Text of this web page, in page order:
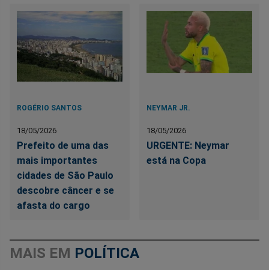
ROGÉRIO SANTOS
18/05/2026
Prefeito de uma das
mais importantes
cidades de São Paulo
descobre câncer e se
afasta do cargo
NEYMAR JR.
18/05/2026
URGENTE: Neymar
está na Copa
MAIS EM POLÍTICA